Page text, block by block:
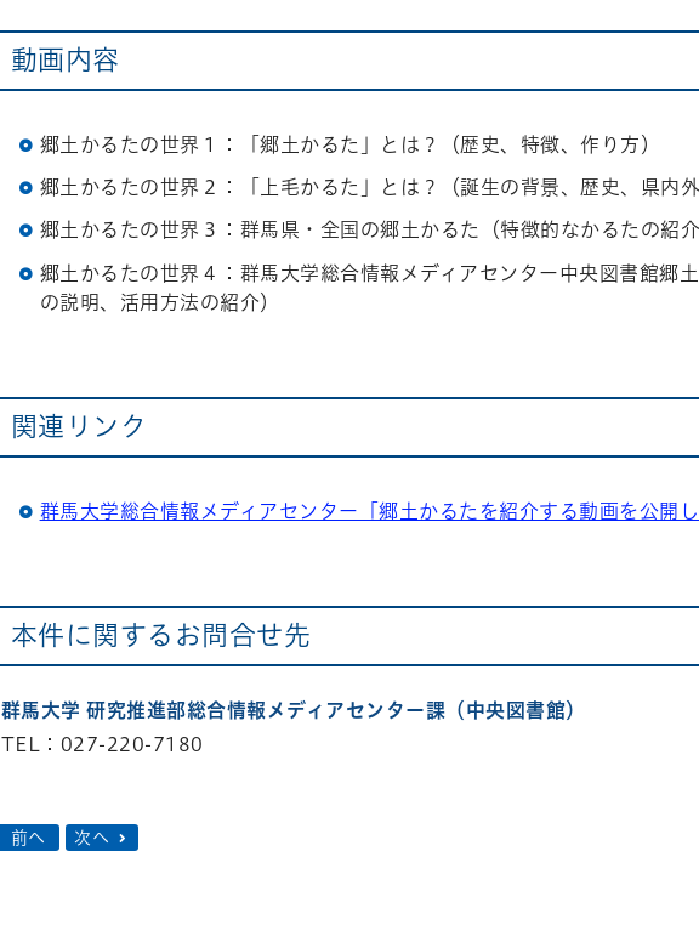
動画内容
郷土かるたの世界１：「郷土かるた」とは？（歴史、特徴、作り方）
郷土かるたの世界２：「上毛かるた」とは？（誕生の背景、歴史、県内外
郷土かるたの世界３：群馬県・全国の郷土かるた（特徴的なかるたの紹介
郷土かるたの世界４：群馬大学総合情報メディアセンター中央図書館郷
の説明、活用方法の紹介）
関連リンク
群馬大学総合情報メディアセンター「郷土かるたを紹介する動画を公開し
本件に関するお問合せ先
群馬大学 研究推進部総合情報メディアセンター課（中央図書館）
TEL：027-220-7180
前へ 次へ